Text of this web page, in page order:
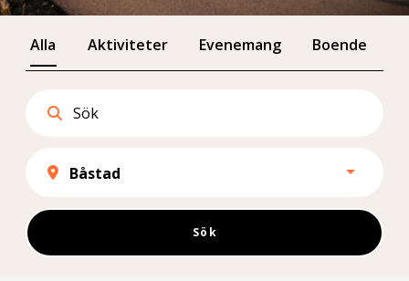
Sök bland bokningsbara boenden, aktiviteter & sevärdheter.
Alla Aktiviteter Evenemang Boende
Sök